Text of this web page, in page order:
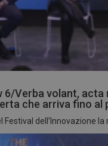
6/Verba volant, acta
che arriva fino al
dell’Innovazione la